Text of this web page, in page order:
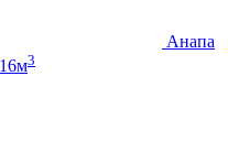
Анапа
3